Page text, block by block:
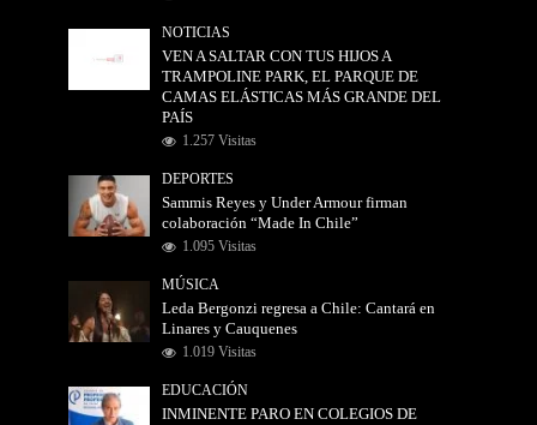
NOTICIAS
VEN A SALTAR CON TUS HIJOS A
TRAMPOLINE PARK, EL PARQUE DE
CAMAS ELÁSTICAS MÁS GRANDE DEL
PAÍS
1.257 Visitas
DEPORTES
Sammis Reyes y Under Armour firman
colaboración “Made In Chile”
1.095 Visitas
MÚSICA
Leda Bergonzi regresa a Chile: Cantará en
Linares y Cauquenes
1.019 Visitas
EDUCACIÓN
INMINENTE PARO EN COLEGIOS DE